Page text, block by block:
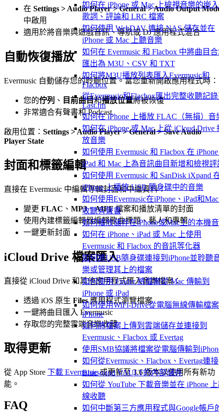
如何在 iPhone 或 Mac 上檢視音樂的嵌
歌詞、評論和 LRC 檔案
如何使用 WebDAV 連接 NAS 儲存並在
iPhone 或 Mac 上聽音樂
如何在 Evermusic 和 Flacbox 中將曲目
匯出為 M3U、CSV 和 TXT
如何將M3U播放列表匯入Evermusic和
Flacbox
從Evermusic和Flacbox匯出完整收聽記
Last.fm
如何在 iPhone 上播放 FLAC（無損）音
如何在 iPhone 或 Mac 上從 iCloud Drive
放音樂
如何使用 Evermusic 和 Flacbox 在
iPad 和 Mac 上為音訊曲目新增和檢視評
如何使用 Evermusic 和 SanDisk iXpand
iPhone 上播放 USB 隨身碟中的音樂
如何使用Evermusic在iPhone、iPad和
收聽有聲書
如何播放儲存在iPhone或Mac上的本機
如何在 iPhone、iPad 或 Mac 上使用
Evermusic 和 Flacbox 的音訊等化器
如何將USB隨身碟連接到iPhone並聆聽
樂或管理其上的檔案
如何使用 Finder 將檔案從 Mac 傳輸到
iPhone 或 iPad
如何使用WiFi-Drive從電腦無線傳輸檔
iPhone
如何將檔案上傳到雲端儲存並連接到
Evermusic、Flacbox 或 Evertag
使用SMB協議將檔案從電腦傳輸到
如何從Evermusic、Flacbox、Evertag連接
Bluesound VAULT的內部儲存
如何從 YouTube 下載音樂並在 iPhone
線收聽
如何中斷第三方應用程式與Google帳戶
在 Settings > Audio Player > General > Audio Output
中啟用
適用於將音樂與遊戲音訊、導航或 DJ 應用程式混合
自動恢復播放
Evermusic 自動儲存您的聆聽位置。當您重新開啟應用程式時：
您的佇列 、 目前曲目和播放位置將被恢復
非常適合有聲書和 Podcast
啟用位置： Settings > Audio Player > General > Save Audio
Player State
封面和標籤編輯
直接在 Evermusic 中編輯專輯封面和中繼資料：
變更 FLAC 、 MP3、AIFF檔案和播放清單的封面
使用內建標籤編輯器編輯歌曲標題、藝人和專輯
一鍵更新封面
iCloud Drive 檔案匯入
直接從 iCloud Drive 和其他應用程式匯入音樂檔案：
透過 iOS 原生 Files應用程式瀏覽檔案
一鍵將曲目匯入 Evermusic
存取您的完整雲端音樂收藏
取得更新
從 App Store 下載 Evermusic或更新至 3.6 版本以使用所有新功
能。
FAQ